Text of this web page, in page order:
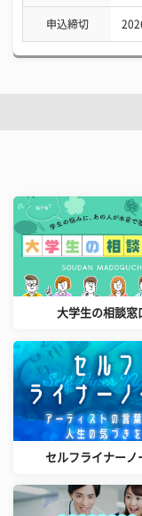
申込締切
大学生の相談窓
セルフライナーノ